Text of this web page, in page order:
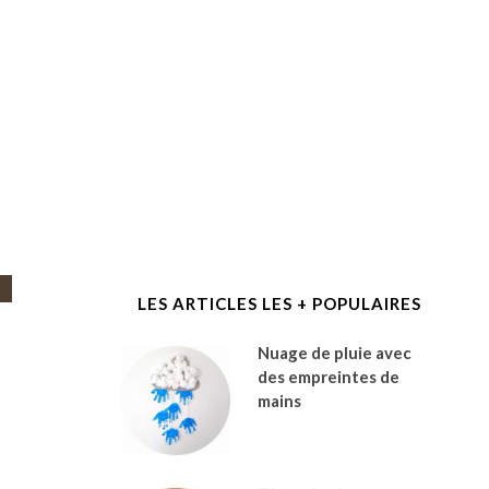
LES ARTICLES LES + POPULAIRES
Nuage de pluie avec
des empreintes de
mains